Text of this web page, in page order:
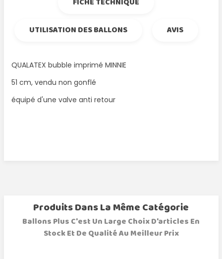
UTILISATION DES BALLONS
AVIS
QUALATEX bubble imprimé MINNIE
51 cm, vendu non gonflé
équipé d'une valve anti retour
Produits Dans La Même Catégorie
Ballons Plus C'est Un Large Choix D'articles En
Stock Et De Qualité Au Meilleur Prix